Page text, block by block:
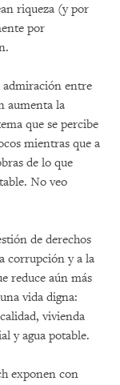
riqueza (y por
por
admiración entre
aumenta la
que se percibe
mientras que a
de lo que
No veo
de derechos
corrupción y a la
reduce aún más
vida digna:
vivienda
y agua potable.
exponen con